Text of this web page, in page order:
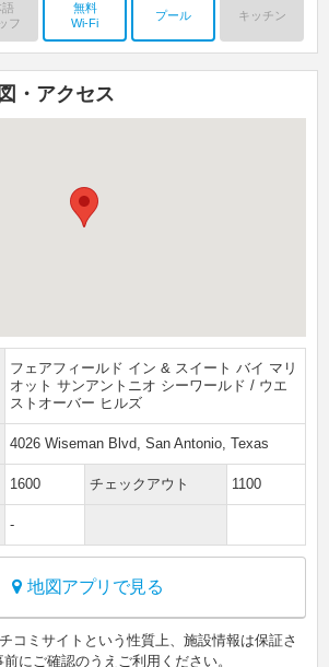
語
フ
無料
Wi-Fi
プール キッチン
・アクセス
フェアフィールド イン & スイート バイ マリ
オット サンアントニオ シーワールド / ウエ
ストオーバー ヒルズ
4026 Wiseman Blvd, San Antonio, Texas
1600 チェックアウト 1100
-
地図アプリで見る
コミサイトという性質上、施設情報は保証さ
にご確認のうえご利用ください。